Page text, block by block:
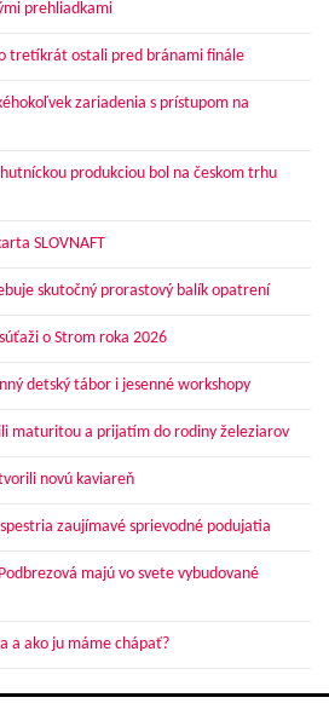
prehliadkami
tretíkrát ostali pred bránami finále
zariadenia s prístupom na
produkciou bol na českom trhu
SLOVNAFT
skutočný prorastový balík opatrení
o Strom roka 2026
detský tábor i jesenné workshopy
maturitou a prijatím do rodiny železiarov
novú kaviareň
zaujímavé sprievodné podujatia
majú vo svete vybudované
a ako ju máme chápať?